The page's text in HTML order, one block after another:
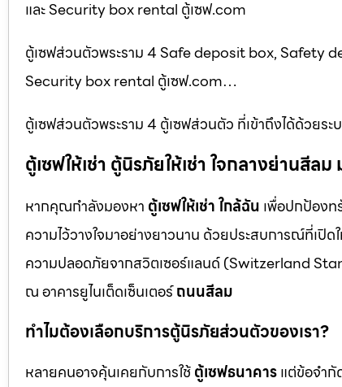
และ Security box rental ตู้เซฟ.com
ตู้เซฟส่วนตัวพระราม 4 Safe deposit box, Safety
Security box rental ตู้เซฟ.com…
ตู้เซฟส่วนตัวพระราม 4 ตู้เซฟส่วนตัว ที่เข้าถึงได้ด้วยร
ตู้เซฟให้เช่า ตู้นิรภัยให้เช่า ใจกลางย่านสี
หากคุณกำลังมองหา ตู้เซฟให้เช่า ใกล้ฉัน เพื่อปกป้อง
ความไว้วางใจมาอย่างยาวนาน ด้วยประสบการณ์ที่เปิ
ความปลอดภัยจากสวิตเซอร์แลนด์ (Switzerland
ณ อาคารยูไนเต็ดเซ็นเตอร์ถนนสีลม
ทำไมต้องเลือกบริการตู้นิรภัยส่วนตัวของเรา?
หลายคนอาจคุ้นเคยกับการใช้ตู้เซฟธนาคารแต่ข้อจำกั